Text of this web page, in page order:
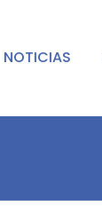
NOTICIAS